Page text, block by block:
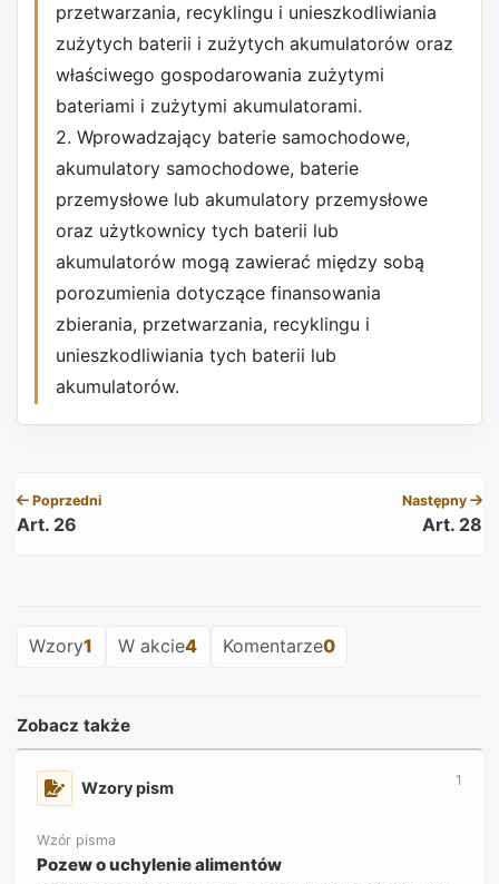
przetwarzania, recyklingu i unieszkodliwiania
zużytych baterii i zużytych akumulatorów oraz
właściwego gospodarowania zużytymi
bateriami i zużytymi akumulatorami.
2. Wprowadzający baterie samochodowe,
akumulatory samochodowe, baterie
przemysłowe lub akumulatory przemysłowe
oraz użytkownicy tych baterii lub
akumulatorów mogą zawierać między sobą
porozumienia dotyczące finansowania
zbierania, przetwarzania, recyklingu i
unieszkodliwiania tych baterii lub
akumulatorów.
Poprzedni
Art. 26
Następny
Art. 28
Wzory1 W akcie4 Komentarze0
Zobacz także
Wzory pism 1
Wzór pisma
Pozew o uchylenie alimentów